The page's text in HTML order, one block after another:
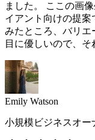
ました。 ここの画
イアント向けの提案
みたところ、バリ
目に優しいので、そ
Emily Watson
小規模ビジネスオー